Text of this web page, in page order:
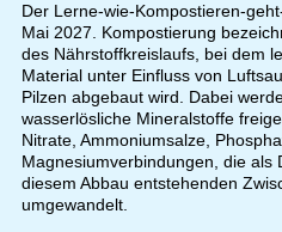
Der Lerne-wie-Kompostieren-
Mai 2027. Kompostierung
des Nährstoffkreislaufs, bei dem
Material unter Einfluss von
Pilzen abgebaut wird. Dabei
wasserlösliche Mineralstoffe
Nitrate, Ammoniumsalze,
Magnesiumverbindungen, die als
diesem Abbau entstehenden
umgewandelt.